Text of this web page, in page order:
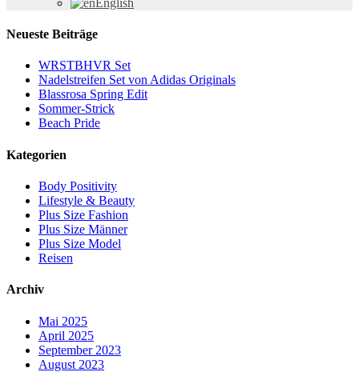
English
Neueste Beiträge
WRSTBHVR Set
Nadelstreifen Set von Adidas Originals
Blassrosa Spring Edit
Sommer-Strick
Beach Pride
Kategorien
Body Positivity
Lifestyle & Beauty
Plus Size Fashion
Plus Size Männer
Plus Size Model
Reisen
Archiv
Mai 2025
April 2025
September 2023
August 2023